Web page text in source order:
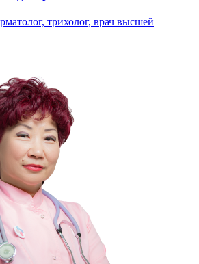
трихолог, врач высшей